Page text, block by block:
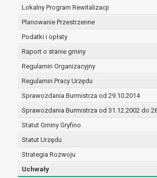
Lokalny Program Rewitalizacji
Planowanie Przestrzenne
Podatki i opłaty
Raport o stanie gminy
Regulamin Organizacyjny
Regulamin Pracy Urzędu
Sprawozdania Burmistrza od 29.10.2014
Sprawozdania Burmistrza od 31.12.2002 do
Statut Gminy Gryfino
Statut Urzędu
Strategia Rozwoju
Uchwały
treści zgody.
W związku z przetwarzaniem
mogą być udostępniane innym
odbiorców danych osobowych.
podmioty, które
osobowych;
podmioty upoważnione do
odpowiednich przepisów
Pani/Pana dane osobowe będą
realizacji celu dla jakiego zostały
określonymi przez przepisy prawa
W przypadku, gdy dane osobowe
której dane dotyczą przetwarzanie
W przypadku, gdy dane osobowe
umowy przetwarzanie odbywa się